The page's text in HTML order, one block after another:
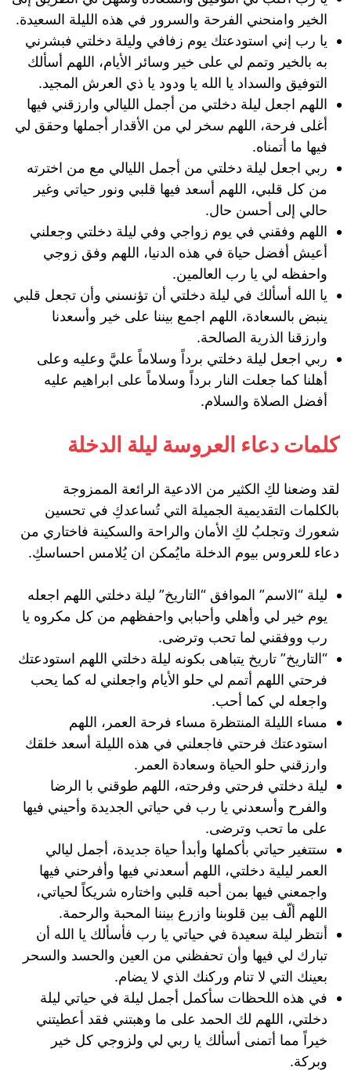
الخير وامنحني الفرحة والسرور في هذه الليلة السعيدة.
يا رب إني استودعتك يوم زفافي وليلة دخلتي فبشرني
به بالخير وتمم لي على خير وسائر الأيام، اللهم أسألك
التوفيق والسداد يا الله يا ودود يا ذي العرش المجيد.
اللهم اجعل ليلة دخلتي من أجمل الليالي وارزقني فيها
أغلى فرحة، اللهم سخر لي من الأقدار أجملها وحقق لي
فيها ما أتمناه.
ربي اجعل ليلة دخلتي من أجمل الليالي مع من اخترته
من كل قلبي، اللهم أسعد فيها قلبي ونور حياتي وغير
حالي إلى أحسن حال.
اللهم وفقني في يوم زواجي وفي ليلة دخلتي وجعلني
أعيش أفضل حياة في هذه الدنيا، اللهم وفق زوجي
واحفظه لي يا رب العالمين.
يا الله أسألك في ليلة دخلتي أن تؤنسني وأن تجعل قلبي
ينبض بالسعادة، اللهم اجمع بيننا على خير وأسعدنا
وارزقنا الذرية الصالحة.
ربي اجعل ليلة دخلتي برداً وسلاماً عليَّ وعليه وعلى
أهلنا كما جعلت النار برداً وسلاماً على ابراهيم عليه
أفضل الصلاة والسلام.
كلمات دعاء العروسة ليلة الدخلة
لقد وضعنا لكِ الكثير من الادعية الرائعة الممزوجة
بالكلمات التقديمية الجميلة التي تُساعدكِ في تحسين
شعورك وتجلبُ لكِ الأمان والراحة والسكينة فاختاري من
دعاء للعروس بيوم الدخلة مايُمكن ان يُلامس احساسكِ.
ليلة “الاسم” الموافق “التاريخ” ليلة دخلتي اللهم اجعله
يوم خير لي وأهلي وأحبابي واحفظهم من كل مكروه يا
رب ووفقني لما تحب وترضى.
“التاريخ” تاريخ يتباهى بكونه ليلة دخلتي اللهم استودعتك
فرحتي اللهم أتمم لي حلو الأيام واجعلني له كما يحب
واجعله لي كما أحب.
مساء الليلة المنتظرة مساء فرحة العمر، اللهم
استودعتك فرحتي فاجعلني في هذه الليلة أسعد خلقك
وارزقني حلو الحياة وسعادة العمر.
ليلة دخلتي فرحتي وفرحته، اللهم طوقني با الرضا
والفرح وأسعدني يا رب في حياتي الجديدة وأحيني فيها
على ما تحب وترضى.
ستتغير حياتي بأكملها وأبدأ حياة جديدة، أجمل ليالي
العمر ليلية دخلتي، اللهم أسعدني فيها وأفرحني فيها
واجمعني فيها بمن أحبه قلبي واختاره شريكاً لحياتي،
اللهم ألّف بين قلوبنا وازرع بيننا المحبة والرحمة.
أنتظر ليلة سعيدة في حياتي يا رب فأسألك يا الله أن
تبارك لي فيها وأن تحفظني من العين والحسد والسحر
بعينك التي لا تنام وركنك الذي لا يضام.
في هذه اللحظات سأكمل أجمل ليلة في حياتي ليلة
دخلتي، اللهم لك الحمد على ما وهبتني فقد أعطيتني
خيراً مما أتمنى أسألك يا ربي لي ولزوجي كل خير
وبركة.